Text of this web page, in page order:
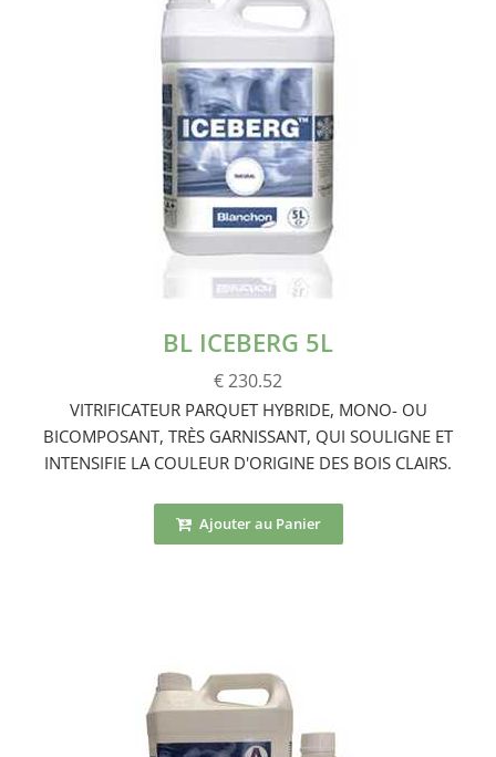
BL ICEBERG 5L
€ 230.52
VITRIFICATEUR PARQUET HYBRIDE, MONO- OU
BICOMPOSANT, TRÈS GARNISSANT, QUI SOULIGNE ET
INTENSIFIE LA COULEUR D'ORIGINE DES BOIS CLAIRS.
Ajouter au Panier